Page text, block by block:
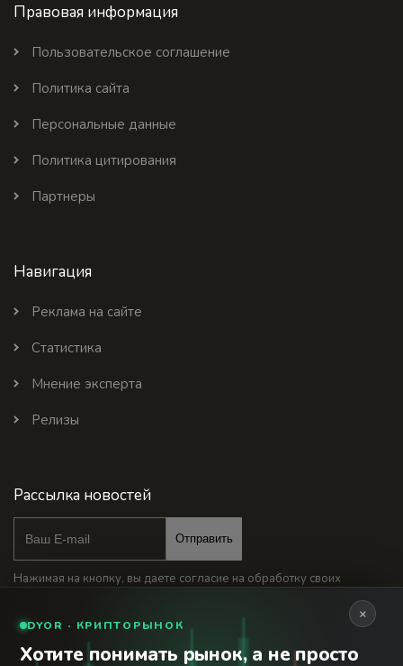
Правовая информация
Пользовательское соглашение
Политика сайта
Персональные данные
Политика цитирования
Партнеры
Навигация
Реклама на сайте
Статистика
Мнение эксперта
Релизы
Рассылка новостей
Отправить
Нажимая на кнопку, вы даете согласие на обработку своих
×
DYOR · КРИПТОРЫНОК
Хотите понимать рынок, а не просто